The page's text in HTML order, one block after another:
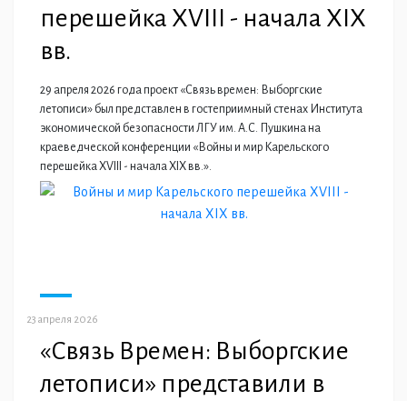
перешейка XVIII - начала XIX
вв.
29 апреля 2026 года проект «Связь времен: Выборгские
летописи» был представлен в гостеприимный стенах Института
экономической безопасности ЛГУ им. А.С. Пушкина на
краеведческой конференции «Войны и мир Карельского
перешейка XVIII - начала XIX вв.».
23 апреля 2026
«Связь Времен: Выборгские
летописи» представили в